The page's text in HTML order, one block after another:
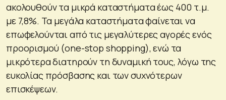
ακολουθούν τα μικρά καταστήματα έως 400 τ.μ.
με 7,8%. Τα μεγάλα καταστήματα φαίνεται να
επωφελούνται από τις μεγαλύτερες αγορές ενός
προορισμού (one-stop shopping), ενώ τα
μικρότερα διατηρούν τη δυναμική τους, λόγω της
ευκολίας πρόσβασης και των συχνότερων
επισκέψεων.